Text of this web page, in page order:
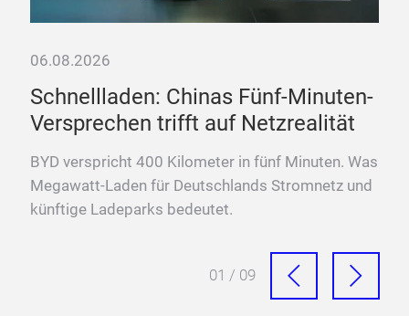
06.08.2026
Schnellladen: Chinas Fünf-Minuten-
Versprechen trifft auf Netzrealität
BYD verspricht 400 Kilometer in fünf Minuten. Was
Megawatt-Laden für Deutschlands Stromnetz und
künftige Ladeparks bedeutet.
01 / 09